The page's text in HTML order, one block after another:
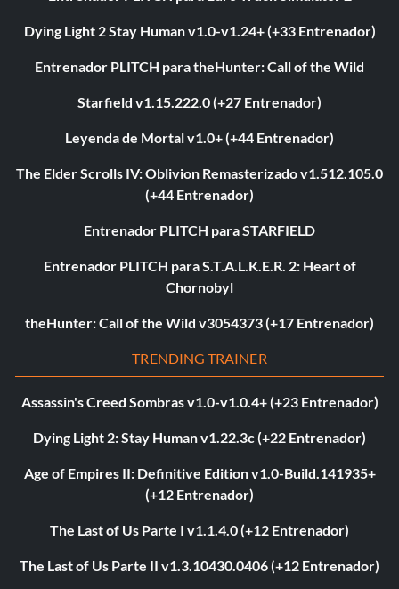
Dying Light 2 Stay Human v1.0-v1.24+ (+33 Entrenador)
Entrenador PLITCH para theHunter: Call of the Wild
Starfield v1.15.222.0 (+27 Entrenador)
Leyenda de Mortal v1.0+ (+44 Entrenador)
The Elder Scrolls IV: Oblivion Remasterizado v1.512.105.0
(+44 Entrenador)
Entrenador PLITCH para STARFIELD
Entrenador PLITCH para S.T.A.L.K.E.R. 2: Heart of
Chornobyl
theHunter: Call of the Wild v3054373 (+17 Entrenador)
TRENDING TRAINER
Assassin's Creed Sombras v1.0-v1.0.4+ (+23 Entrenador)
Dying Light 2: Stay Human v1.22.3c (+22 Entrenador)
Age of Empires II: Definitive Edition v1.0-Build.141935+
(+12 Entrenador)
The Last of Us Parte I v1.1.4.0 (+12 Entrenador)
The Last of Us Parte II v1.3.10430.0406 (+12 Entrenador)